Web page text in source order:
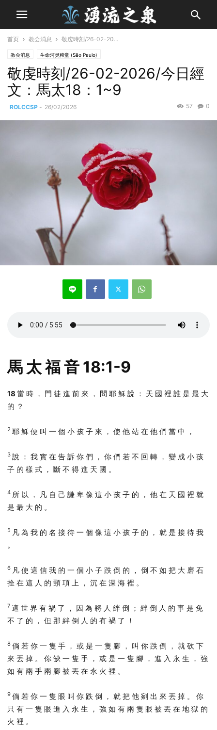
首页 教会消息 敬虔時刻/26-02-20...
教会消息 生命河灵粮堂 (São Paulo)
敬虔時刻/26-02-2026/今日經
文：馬太18：1~9
ROLCCSP - 26/02/2026 0
57
馬 太 福 音 18:1-9
18 當 時 ， 門 徒 進 前 來 ， 問 耶 穌 說 ： 天 國 裡 誰 是 最 大
的 ？
2 耶 穌 便 叫 一 個 小 孩 子 來 ， 使 他 站 在 他 們 當 中 ，
3 說 ： 我 實 在 告 訴 你 們 ， 你 們 若 不 回 轉 ， 變 成 小 孩
子 的 樣 式 ， 斷 不 得 進 天 國 。
4 所 以 ， 凡 自 己 謙 卑 像 這 小 孩 子 的 ， 他 在 天 國 裡 就
是 最 大 的 。
5 凡 為 我 的 名 接 待 一 個 像 這 小 孩 子 的 ， 就 是 接 待 我
。
6 凡 使 這 信 我 的 一 個 小 子 跌 倒 的 ， 倒 不 如 把 大 磨 石
拴 在 這 人 的 頸 項 上 ， 沉 在 深 海 裡 。
7 這 世 界 有 禍 了 ， 因 為 將 人 絆 倒 ； 絆 倒 人 的 事 是 免
不 了 的 ， 但 那 絆 倒 人 的 有 禍 了 ！
8 倘 若 你 一 隻 手 ， 或 是 一 隻 腳 ， 叫 你 跌 倒 ， 就 砍 下
來 丟 掉 。 你 缺 一 隻 手 ， 或 是 一 隻 腳 ， 進 入 永 生 ， 強
如 有 兩 手 兩 腳 被 丟 在 永 火 裡 。
9 倘 若 你 一 隻 眼 叫 你 跌 倒 ， 就 把 他 剜 出 來 丟 掉 。 你
只 有 一 隻 眼 進 入 永 生 ， 強 如 有 兩 隻 眼 被 丟 在 地 獄 的
火 裡 。